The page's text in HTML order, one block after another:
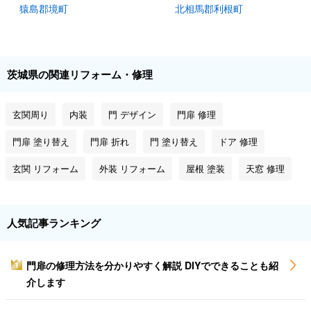
猿島郡境町 北相馬郡利根町
茨城県の関連リフォーム・修理
玄関周り 内装 門 デザイン 門扉 修理
門扉 塗り替え 門扉 折れ 門 塗り替え ドア 修理
玄関 リフォーム 外装 リフォーム 屋根 塗装 天窓 修理
人気記事ランキング
1
門扉の修理方法を分かりやすく解説 DIYでできることも紹
介します